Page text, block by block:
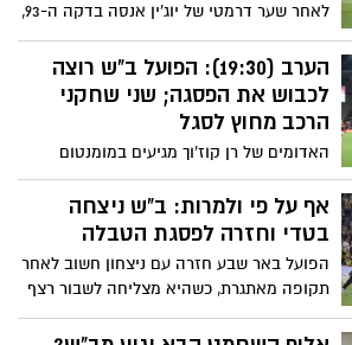
לאחר שער דרמטי של יוג'ין אנסה בדקה ה-93,
אך הלדר לופז השווה תוך דקה וסידר נקודה.
הפועל באר שבע יוצאת לפגרה זמנית בפסגת
הטבלה, אך עם לא מעט סימני שאלה בנוגע
הערב (19:30): הפועל ב"ש רוצה
לכבוש את הפסגה; שני שחקני
הרכב מחוץ לסגל
האדומים של רן קוז'וך מגיעים במומנטום
חיובי אחרי הניצחון על בית"ר ירושלים, אך
ייאלצו להסתדר ללא זלאטנוביץ' ובלטקסה.
מנגד - אשדוד, שלא הפסידה בחמשת
אף על פי ולמרות: ב"ש ניצחה
בטדי וחזרה לפסגת הטבלה
הפועל באר שבע חזרה עם ניצחון חשוב לאחר
תקופה מאתגרת, כשהיא מצליחה לשבור רצף
של ארבע שנים ללא ניצחון בטדי ולחזור
למקום הראשון בטבלת הליגה, זאת למרות